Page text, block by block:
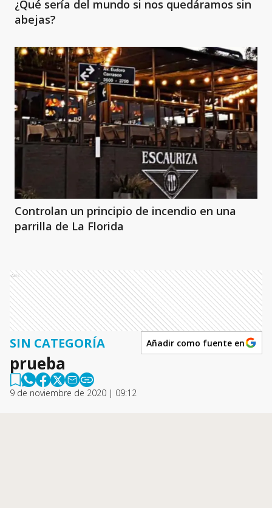
¿Qué sería del mundo si nos quedáramos sin
abejas?
Controlan un principio de incendio en una
parrilla de La Florida
Ads
SIN CATEGORÍA Añadir como fuente en
prueba
9 de noviembre de 2020 | 09:12